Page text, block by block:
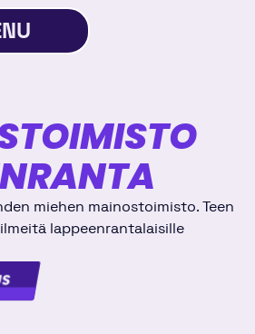
miehen mainostoimisto. Teen
lappeenrantalaisille